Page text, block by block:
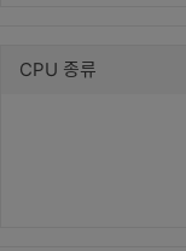
CPU 종류